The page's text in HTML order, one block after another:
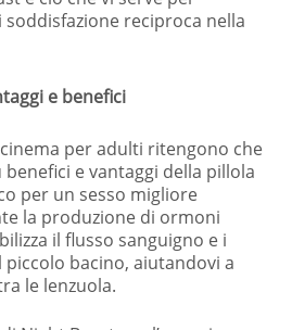
reciproca nella
e benefici
per adulti ritengono che
e vantaggi della pillola
per un sesso migliore
la produzione di ormoni
il flusso sanguigno e i
bacino, aiutandovi a
le lenzuola.